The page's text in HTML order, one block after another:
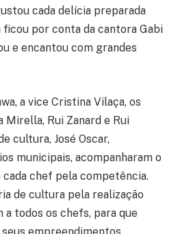
cada delícia preparada
ficou por conta da cantora Gabi
e encantou com grandes
a vice Cristina Vilaça, os
Mirella, Rui Zanard e Rui
cultura, José Oscar,
municipais, acompanharam o
cada chef pela competência.
de cultura pela realização
a todos os chefs, para que